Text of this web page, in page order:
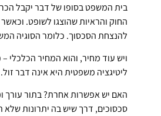
בית המשפט בסופו של דבר יקבל
החוק והראיות שהוצגו לשופט.
להנצחת הסכסוך. כלומר הסוגיה
ויש עוד מחיר, והוא המחיר הכלכלי
ליטיגציה משפטית היא אינה דבר זול.
האם יש אפשרות אחרת? בתור עורך
סכסוכים, דרך שיש בה יתרונות שלא